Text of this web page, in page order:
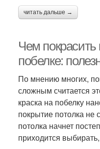
читать дальше →
Чем покрасить
побелке:
По мнению многих,
сложным считается
краска на побелку
покрытие потолка не
потолка начнет
приходится